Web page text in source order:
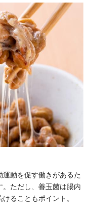
動を促す働きがあるた
ただし、善玉菌は腸内
ることもポイント。